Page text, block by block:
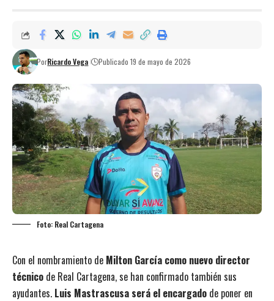
PorRicardo Vega Publicado 19 de mayo de 2026
Foto: Real Cartagena
Con el nombramiento de Milton García como nuevo director
técnico de Real Cartagena, se han confirmado también sus
ayudantes. Luis Mastrascusa será el encargado de poner en